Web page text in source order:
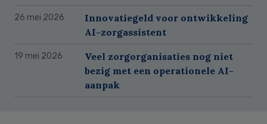
26 mei 2026
Innovatiegeld voor ontwikkeling
AI-zorgassistent
19 mei 2026
Veel zorgorganisaties nog niet
bezig met een operationele AI-
aanpak